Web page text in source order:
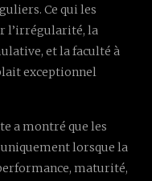
Ce qui les
l’irrégularité, la
et la faculté à
exceptionnel
a montré que les
lorsque la
maturité,